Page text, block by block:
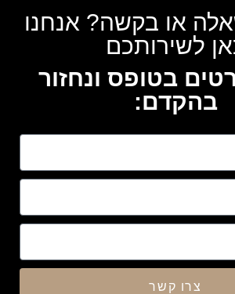
או בקשה? אנחנו
לשירותכם
בטופס ונחזור
בהקדם:
צרו קשר